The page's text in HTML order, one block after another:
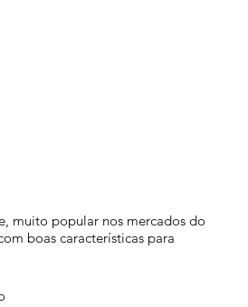
muito popular nos mercados do
boas características para